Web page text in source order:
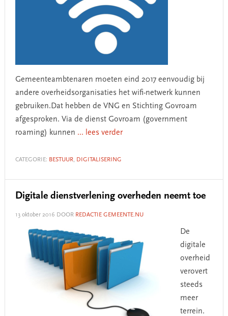
Gemeenteambtenaren moeten eind 2017 eenvoudig bij
andere overheidsorganisaties het wifi-netwerk kunnen
gebruiken.Dat hebben de VNG en Stichting Govroam
afgesproken. Via de dienst Govroam (government
roaming) kunnen ... lees verder
CATEGORIE: BESTUUR, DIGITALISERING
Digitale dienstverlening overheden neemt toe
13 oktober 2016 DOOR REDACTIE GEMEENTE.NU
De
digitale
overheid
verovert
steeds
meer
terrein.